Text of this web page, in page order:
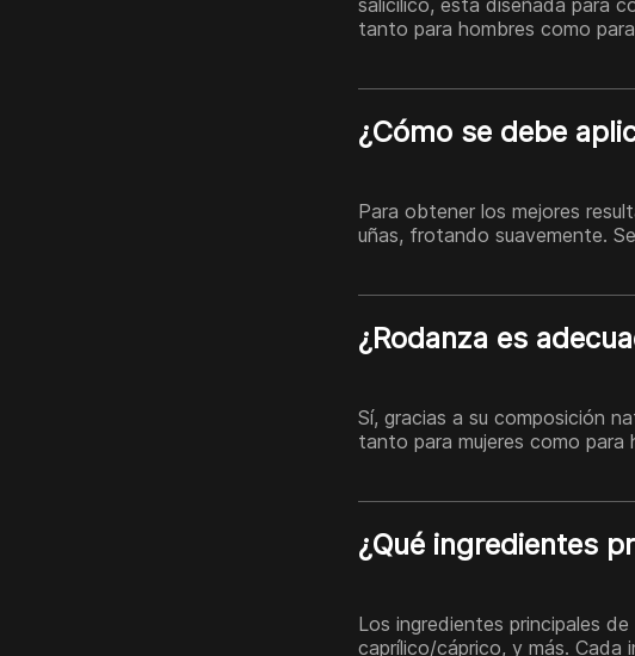
salicílico, está diseñada para
tanto para hombres como para
¿Cómo se debe
Para obtener los mejores
uñas, frotando suavemente.
¿Rodanza es
Sí, gracias a su composición
tanto para mujeres como para
¿Qué ingredientes
Los ingredientes principales
caprílico/cáprico, y más. Cada